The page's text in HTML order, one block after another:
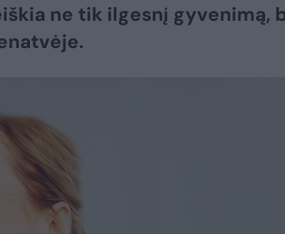
ne tik ilgesnį gyvenimą,